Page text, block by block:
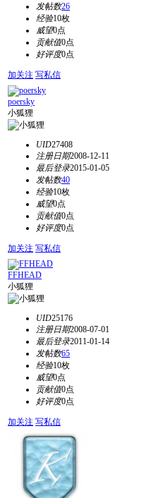
发帖数26
经验10枚
威望0点
贡献值0点
好评度0点
加关注 写私信
poersky
小狐狸
UID27408
注册日期2008-12-11
最后登录2015-01-05
发帖数40
经验10枚
威望0点
贡献值0点
好评度0点
加关注 写私信
FFHEAD
小狐狸
UID25176
注册日期2008-07-01
最后登录2011-01-14
发帖数65
经验10枚
威望0点
贡献值0点
好评度0点
加关注 写私信